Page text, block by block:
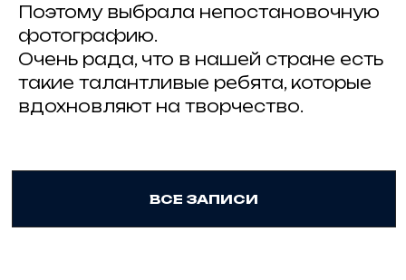
Поэтому выбрала непостановочную
фотографию.
Очень рада, что в нашей стране есть
такие талантливые ребята, которые
вдохновляют на творчество.
Организатор: ИП Гражданкина А.А.
ОГРНИП: 316 547 600 088 950
Политика конфенденциальности
Правила и требования конкурса
Проект Анны Гражданкиной